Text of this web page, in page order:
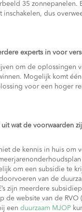
35 zonnepanelen.
inschakelen, dus
experts in voor
om de oplossingen
Mogelijk komt
voor een hoger
uit wat de voorwaarden
de kennis in huis om
om een subsidie te
van de
zijn meerdere
de website van de RVO
een duurzaam MJOP